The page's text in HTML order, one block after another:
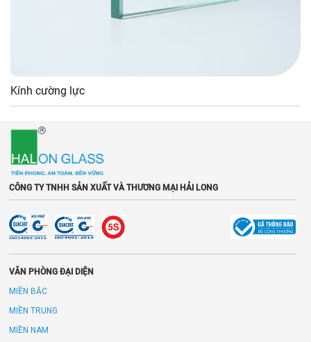
Kính cường lực
CÔNG TY TNHH SẢN XUẤT VÀ THƯƠNG MẠI HẢI LONG
VĂN PHÒNG ĐẠI DIỆN
MIỀN BẮC
MIỀN TRUNG
MIỀN NAM